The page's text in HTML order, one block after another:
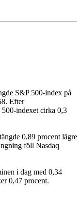
S&P 500-index på
Efter
500-indexet cirka 0,3
0,89 procent lägre
föll Nasdaq
i dag med 0,34
0,47 procent.